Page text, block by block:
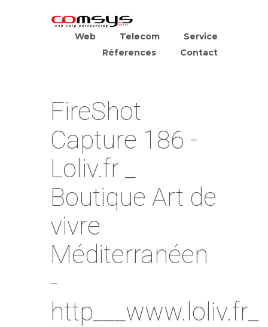
Web Telecom
Service
Réferences
Contact
FireShot
Capture 186 -
Loliv.fr _
Boutique Art de
vivre
Méditerranéen
-
http___www.loliv.fr_